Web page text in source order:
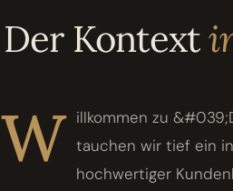
Der Kontext
W illkommen zu
tauchen wir tief ein
hochwertiger